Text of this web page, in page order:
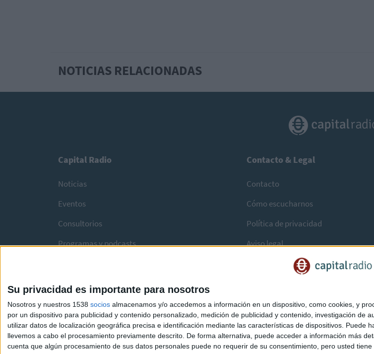
Su privacidad es importante para nosotros
Nosotros y nuestros 1538 socios almacenamos y/o accedemos a información en un dispositivo, como cookies, y
por un dispositivo para publicidad y contenido personalizado, medición de publicidad y contenido, investigación de
utilizar datos de localización geográfica precisa e identificación mediante las características de dispositivos.
llevemos a cabo el procesamiento previamente descrito. De forma alternativa, puede acceder a información más
cuenta que algún procesamiento de sus datos personales puede no requerir de su consentimiento, pero usted
NOTICIAS RELACIONADAS
Capital Radio
Noticias
Eventos
Consultorios
Programas y podcasts
Contacto & Legal
Contacto
Cómo escucharnos
Política de privacidad
Aviso legal